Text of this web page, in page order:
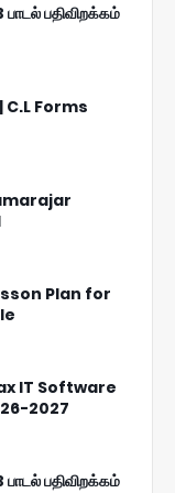
பதிவிறக்கம்
Forms
Plan for
IT Software
2027
பதிவிறக்கம்